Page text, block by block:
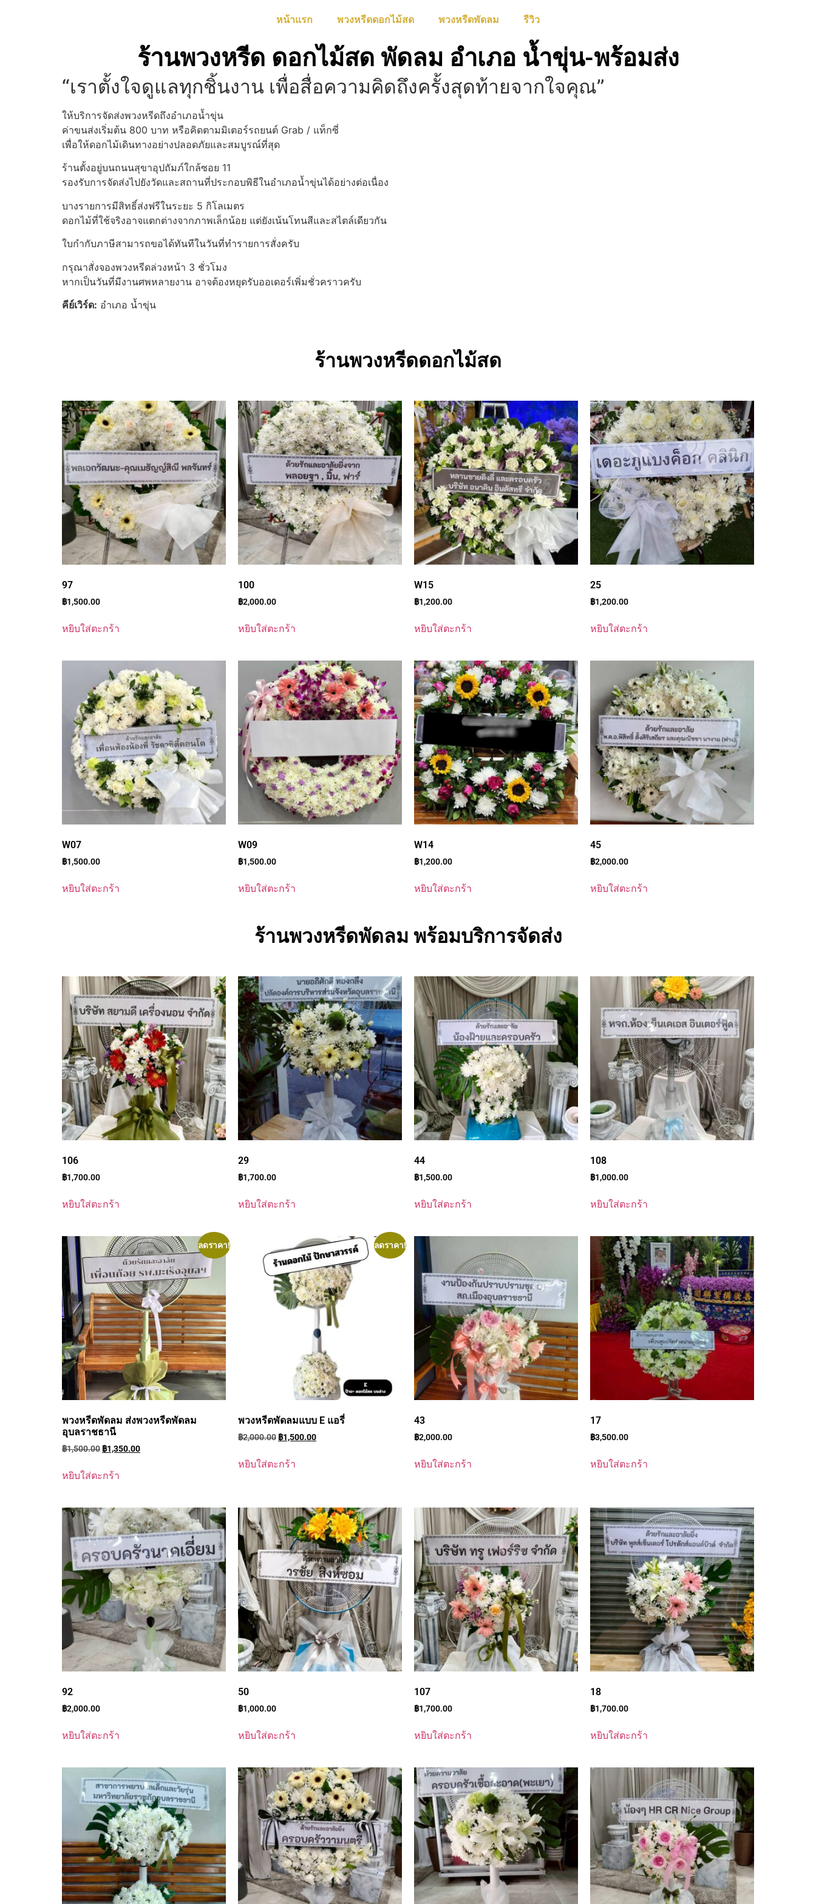
หน้าแรก พวงหรีดดอกไม้สด พวงหรีดพัดลม รีวิว
ร้านพวงหรีด ดอกไม้สด พัดลม อำเภอ น้ำขุ่น-พร้อมส่ง
“เราตั้งใจดูแลทุกชิ้นงาน เพื่อสื่อความคิดถึงครั้งสุดท้ายจากใจคุณ”
ให้บริการจัดส่งพวงหรีดถึงอำเภอน้ำขุ่น
ค่าขนส่งเริ่มต้น 800 บาท หรือคิดตามมิเตอร์รถยนต์ Grab / แท็กซี่
เพื่อให้ดอกไม้เดินทางอย่างปลอดภัยและสมบูรณ์ที่สุด
ร้านตั้งอยู่บนถนนสุขาอุปถัมภ์ใกล้ซอย 11
รองรับการจัดส่งไปยังวัดและสถานที่ประกอบพิธีในอำเภอน้ำขุ่นได้อย่างต่อเนื่อง
บางรายการมีสิทธิ์ส่งฟรีในระยะ 5 กิโลเมตร
ดอกไม้ที่ใช้จริงอาจแตกต่างจากภาพเล็กน้อย แต่ยังเน้นโทนสีและสไตล์เดียวกัน
ใบกำกับภาษีสามารถขอได้ทันทีในวันที่ทำรายการสั่งครับ
กรุณาสั่งจองพวงหรีดล่วงหน้า 3 ชั่วโมง
หากเป็นวันที่มีงานศพหลายงาน อาจต้องหยุดรับออเดอร์เพิ่มชั่วคราวครับ
คีย์เวิร์ด: อำเภอ น้ำขุ่น
ร้านพวงหรีดดอกไม้สด
97
฿1,500.00
หยิบใส่ตะกร้า
100
฿2,000.00
หยิบใส่ตะกร้า
W15
฿1,200.00
หยิบใส่ตะกร้า
25
฿1,200.00
หยิบใส่ตะกร้า
W07
฿1,500.00
หยิบใส่ตะกร้า
W09
฿1,500.00
หยิบใส่ตะกร้า
W14
฿1,200.00
หยิบใส่ตะกร้า
45
฿2,000.00
หยิบใส่ตะกร้า
ร้านพวงหรีดพัดลม พร้อมบริการจัดส่ง
106
฿1,700.00
หยิบใส่ตะกร้า
29
฿1,700.00
หยิบใส่ตะกร้า
44
฿1,500.00
หยิบใส่ตะกร้า
108
฿1,000.00
หยิบใส่ตะกร้า
ลดราคา!
พวงหรีดพัดลม ส่งพวงหรีดพัดลม
อุบลราชธานี
฿1,500.00 ฿1,350.00
หยิบใส่ตะกร้า
ลดราคา!
พวงหรีดพัดลมแบบ E แอรี่
฿2,000.00 ฿1,500.00
หยิบใส่ตะกร้า
43
฿2,000.00
หยิบใส่ตะกร้า
17
฿3,500.00
หยิบใส่ตะกร้า
92
฿2,000.00
หยิบใส่ตะกร้า
50
฿1,000.00
หยิบใส่ตะกร้า
107
฿1,700.00
หยิบใส่ตะกร้า
18
฿1,700.00
หยิบใส่ตะกร้า